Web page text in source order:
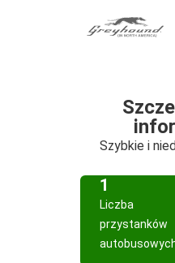
Szybkie i
1
Liczba
przystanków